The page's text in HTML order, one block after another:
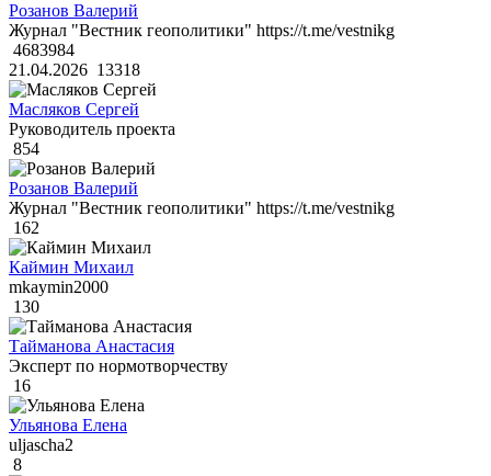
Розанов Валерий
Журнал "Вестник геополитики" https://t.me/vestnikg
4683984
21.04.2026 13318
Масляков Сергей
Руководитель проекта
854
Розанов Валерий
Журнал "Вестник геополитики" https://t.me/vestnikg
162
Каймин Михаил
mkaymin2000
130
Тайманова Анастасия
Эксперт по нормотворчеству
16
Ульянова Елена
uljascha2
8